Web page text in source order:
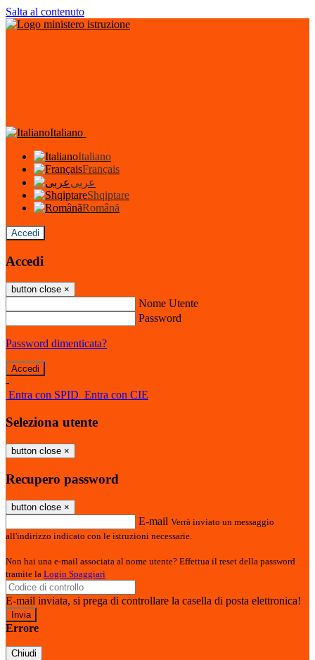
Salta al contenuto
Italiano
Italiano
Français
عربى
Shqiptare
Română
Accedi
Accedi
button close ×
Nome Utente
Password
Password dimenticata?
-
Entra con SPID Entra con CIE
Seleziona utente
button close ×
Recupero password
button close ×
E-mail Verrà inviato un messaggio
all'indirizzo indicato con le istruzioni necessarie.
Non hai una e-mail associata al nome utente? Effettua il reset della password
tramite la Login Spaggiari
E-mail inviata, si prega di controllare la casella di posta elettronica!
Errore
Chiudi